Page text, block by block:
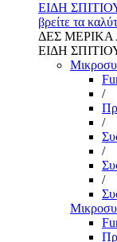
ΕΙΔΗ
βρείτε τα
ΔΕΣ
ΕΙΔΗ
/
/
/
/